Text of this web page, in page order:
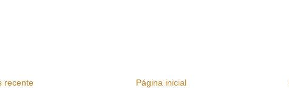
recente Página inicial